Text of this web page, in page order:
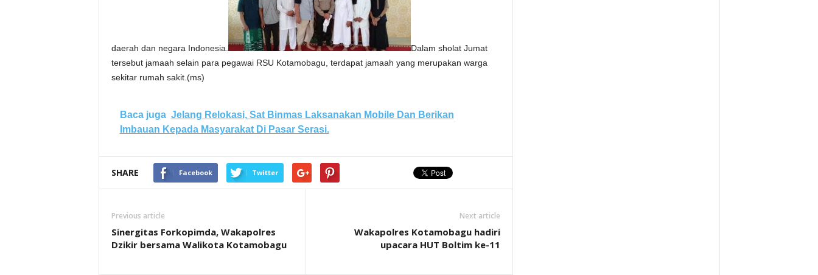
daerah dan negara Indonesia.
Dalam sholat Jumat
tersebut jamaah selain para pegawai RSU Kotamobagu, terdapat jamaah yang merupakan warga
sekitar rumah sakit.(ms)
Baca juga Jelang Relokasi, Sat Binmas Laksanakan Mobile Dan Berikan
Imbauan Kepada Masyarakat Di Pasar Serasi.
SHARE Facebook Twitter
Previous article
Sinergitas Forkopimda, Wakapolres
Dzikir bersama Walikota Kotamobagu
Next article
Wakapolres Kotamobagu hadiri
upacara HUT Boltim ke-11